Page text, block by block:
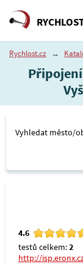
Rychlost.cz →
Vyhledat město/
4.6
testů celkem:2
http://